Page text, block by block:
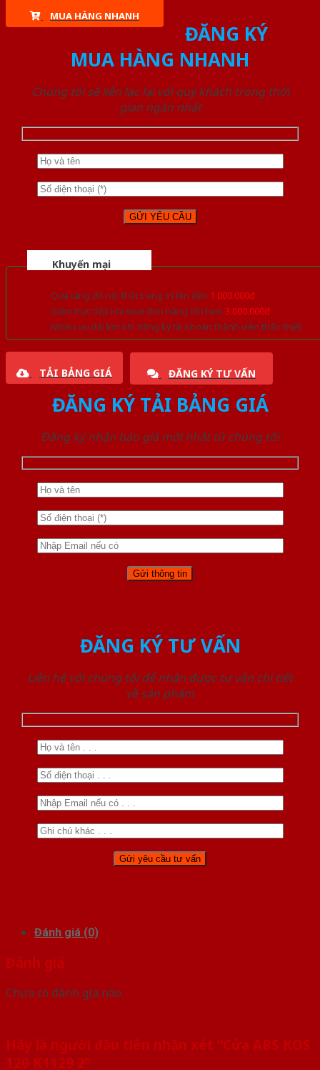
MUA HÀNG NHANH
ĐĂNG KÝ
MUA HÀNG NHANH
Chúng tôi sẽ liên lạc lại với quý khách trong thời
gian ngắn nhất
Khuyến mại
Quà tặng đồ nội thất trang trí lên đến 1.000.000đ
Giảm trực tiếp khi mua đơn hàng lớn hơn 3.000.000đ
Nhiều ưu đãi lớn khi đăng ký tài khoản thành viên thân thiết
TẢI BẢNG GIÁ ĐĂNG KÝ TƯ VẤN
ĐĂNG KÝ TẢI BẢNG GIÁ
Đăng ký nhận báo giá mới nhất từ chúng tôi
ĐĂNG KÝ TƯ VẤN
Liên hệ với chúng tôi để nhận được tư vấn chi tiết
về sản phẩm
Đánh giá (0)
Đánh giá
Chưa có đánh giá nào.
Hãy là người đầu tiên nhận xét “Cửa ABS KOS
120 K1129 2”